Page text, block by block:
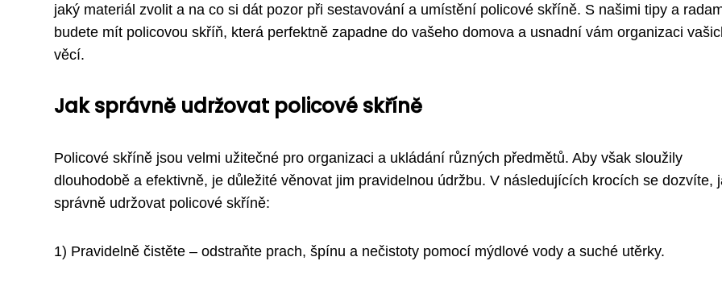
jaký materiál zvolit a na co si dát pozor při sestavování a umístění policové skříně. S našimi tipy a
budete mít policovou skříň, která perfektně zapadne do vašeho domova a usnadní vám organizaci
věcí.
Jak správně udržovat policové skříně
Policové skříně jsou velmi užitečné pro organizaci a ukládání různých předmětů. Aby však sloužily
dlouhodobě a efektivně, je důležité věnovat jim pravidelnou údržbu. V následujících krocích se dozvíte,
správně udržovat policové skříně:
1) Pravidelně čistěte – odstraňte prach, špínu a nečistoty pomocí mýdlové vody a suché utěrky.